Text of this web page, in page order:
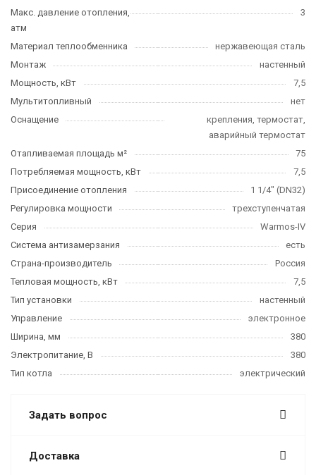
Макс. давление отопления,
атм
3
Материал теплообменника
нержавеющая сталь
Монтаж
настенный
Мощность, кВт
7,5
Мультитопливный
нет
Оснащение
крепления, термостат,
аварийный термостат
Отапливаемая площадь м²
75
Потребляемая мощность, кВт
7,5
Присоединение отопления
1 1/4" (DN32)
Регулировка мощности
трехступенчатая
Серия
Warmos-IV
Система антизамерзания
есть
Страна-производитель
Россия
Тепловая мощность, кВт
7,5
Тип установки
настенный
Управление
электронное
Ширина, мм
380
Электропитание, В
380
Тип котла
электрический
Задать вопрос
Доставка